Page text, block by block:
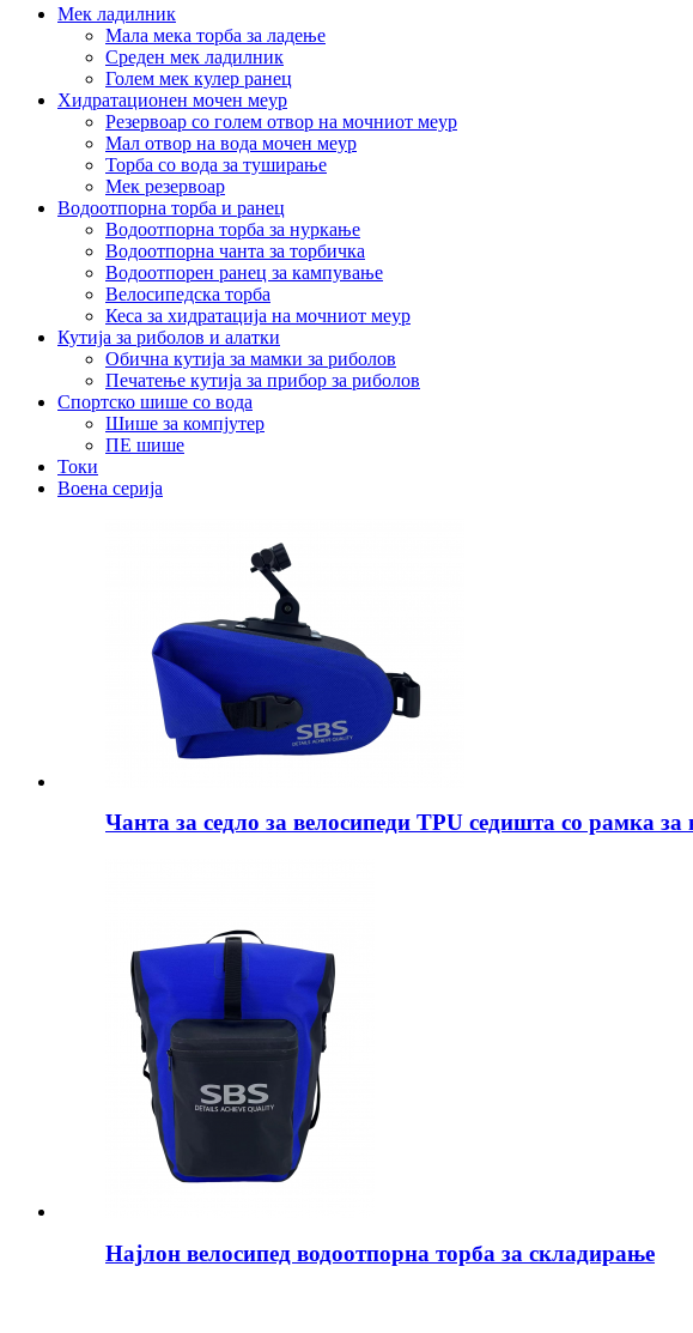
Мек ладилник
Мала мека торба за ладење
Среден мек ладилник
Голем мек кулер ранец
Хидратационен мочен меур
Резервоар со голем отвор на мочниот меур
Мал отвор на вода мочен меур
Торба со вода за туширање
Мек резервоар
Водоотпорна торба и ранец
Водоотпорна торба за нуркање
Водоотпорна чанта за торбичка
Водоотпорен ранец за кампување
Велосипедска торба
Кеса за хидратација на мочниот меур
Кутија за риболов и алатки
Обична кутија за мамки за риболов
Печатење кутија за прибор за риболов
Спортско шише со вода
Шише за компјутер
ПЕ шише
Токи
Воена серија
Чанта за седло за велосипеди TPU седишта со рамка за
Најлон велосипед водоотпорна торба за складирање